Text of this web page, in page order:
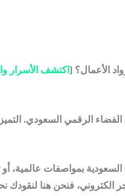
الأعمال؟ [اكتشف الأسرار
الرقمي السعودي. التميز
بمواصفات عالمية،
الكتروني، فنحن هنا لنقودك